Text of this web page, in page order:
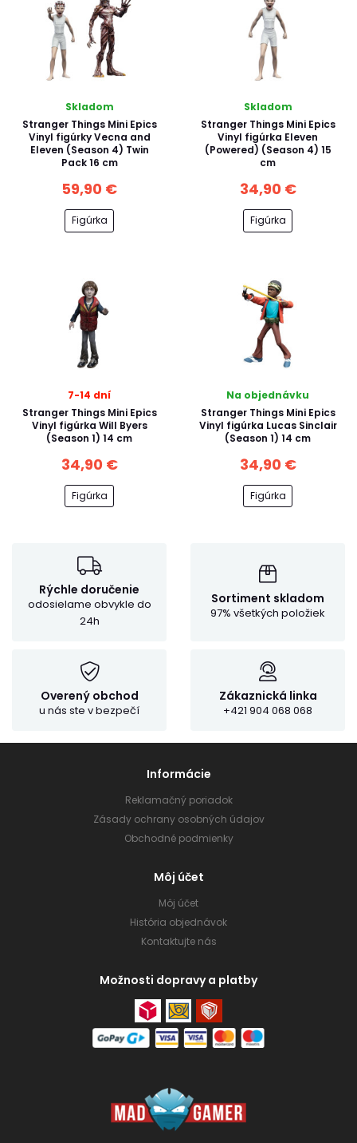
Skladom
Stranger Things Mini Epics
Vinyl figúrky Vecna and
Eleven (Season 4) Twin
Pack 16 cm
59,90 €
Figúrka
Skladom
Stranger Things Mini Epics
Vinyl figúrka Eleven
(Powered) (Season 4) 15
cm
34,90 €
Figúrka
7-14 dní
Stranger Things Mini Epics
Vinyl figúrka Will Byers
(Season 1) 14 cm
34,90 €
Figúrka
Na objednávku
Stranger Things Mini Epics
Vinyl figúrka Lucas Sinclair
(Season 1) 14 cm
34,90 €
Figúrka
Rýchle doručenie
odosielame obvykle do
24h
Sortiment skladom
97% všetkých položiek
Overený obchod
u nás ste v bezpečí
Zákaznická linka
+421 904 068 068
Informácie
Reklamačný poriadok
Zásady ochrany osobných údajov
Obchodné podmienky
Môj účet
Môj účet
História objednávok
Kontaktujte nás
Možnosti dopravy a platby